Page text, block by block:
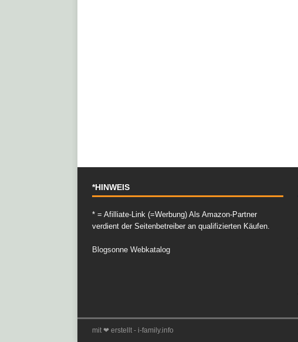
*HINWEIS
* = Afilliate-Link (=Werbung) Als Amazon-Partner
verdient der Seitenbetreiber an qualifizierten Käufen.
Blogsonne Webkatalog
mit ❤ erstellt - i-family.info